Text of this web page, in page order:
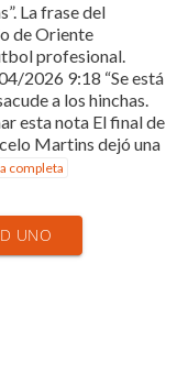
La frase del
de Oriente
profesional.
2026 9:18 “Se está
a los hinchas.
esta nota El final de
Martins dejó una
completa
UNO